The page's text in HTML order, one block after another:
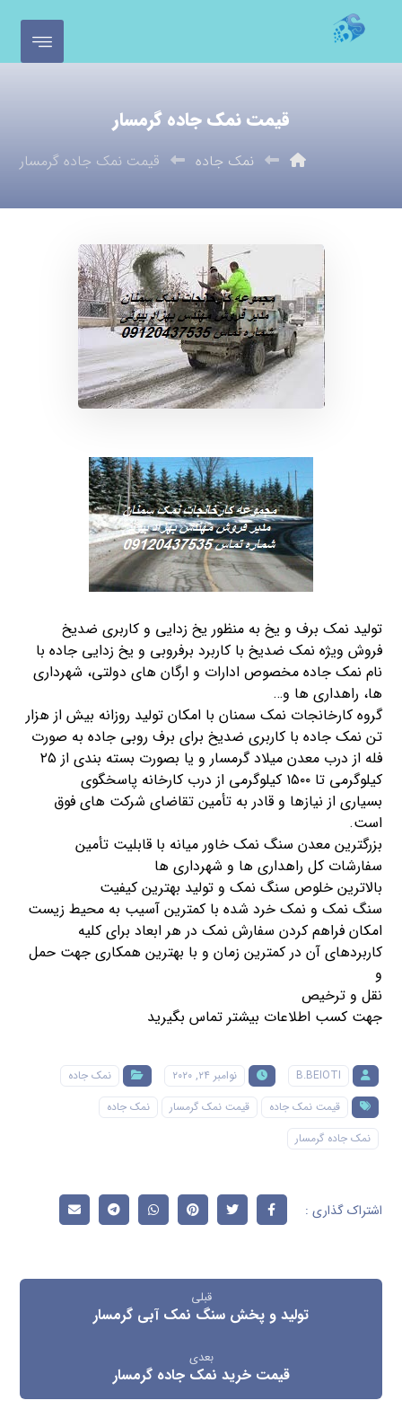
قیمت نمک جاده گرمسار
نمک جاده قیمت نمک جاده گرمسار
تولید نمک برف و یخ به منظور یخ زدایی و کاربری ضدیخ
فروش ویژه نمک ضدیخ با کاربرد برفروبی و یخ زداییجاده با
نام نمک جاده مخصوص ادارات و ارگان های دولتی، شهرداری
ها، راهداری ها و…
گروه کارخانجات نمک سمنان با امکان تولید روزانه بیش از هزار
تن نمک جاده با کاربری ضدیخ برای برف روبی جاده به صورت
فله از درب معدن میلاد گرمسار و یا بصورت بسته بندی از ۲۵
کیلوگرمی تا ۱۵۰۰ کیلوگرمی از درب کارخانه پاسخگوی
بسیاری از نیازها و قادر به تأمین تقاضای شرکت های فوق
است.
بزرگترین معدن سنگ نمک خاور میانه با قابلیت تأمین
سفارشات کل راهداری ها و شهرداری ها
بالاترین خلوص سنگ نمک و تولید بهترین کیفیت
سنگ نمک و نمک خرد شده با کمترین آسیب به محیط زیست
امکان فراهم کردن سفارش نمک در هر ابعاد برای کلیه
کاربردهای آن در کمترین زمان و با بهترین همکاری جهت حمل
و
نقل و ترخیص
جهت کسب اطلاعات بیشتر تماس بگیرید
B.BEIOTI نوامبر ۲۴, ۲۰۲۰
نمک جاده
قیمت نمک جاده
قیمت نمک گرمسار
نمک جاده
نمک جاده گرمسار
قبلی
تولید و پخش سنگ نمک آبی گرمسار
بعدی
قیمت خرید نمک جاده گرمسار